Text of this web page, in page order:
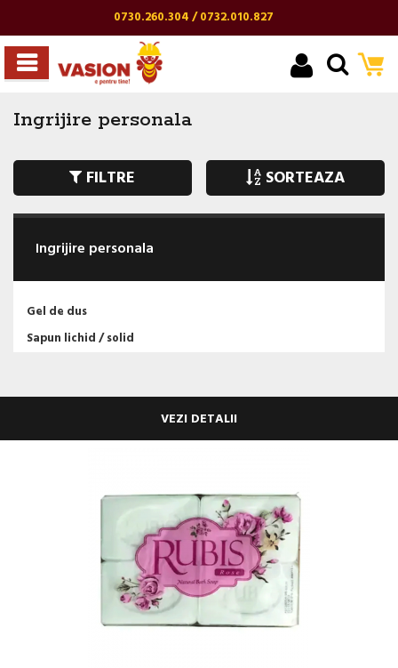
0730.260.304 / 0732.010.827
Ingrijire personala
FILTRE SORTEAZA
Ingrijire personala
Gel de dus
Sapun lichid / solid
VEZI DETALII